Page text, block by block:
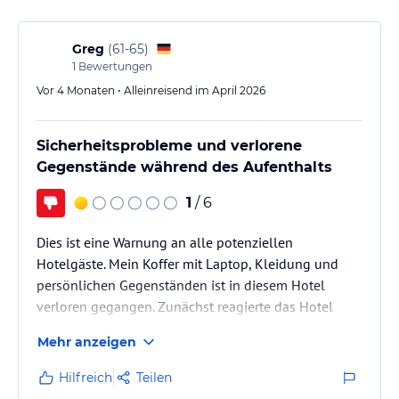
Greg (61-65)
1 Bewertungen
Vor 4 Monaten • Alleinreisend im April 2026
Sicherheitsprobleme und verlorene
Gegenstände während des Aufenthalts
1 / 6
Dies ist eine Warnung an alle potenziellen
Hotelgäste. Mein Koffer mit Laptop, Kleidung und
persönlichen Gegenständen ist in diesem Hotel
verloren gegangen. Zunächst reagierte das Hotel
Suche nach dem Koffer und, falls dies nicht gelingen
sollte, um eine Entschädigung. Man hoffte wohl, ich
würde einfach abreisen. Die Polizei bestätigte, dass
Mehr anzeigen
Hilfreich Teilen